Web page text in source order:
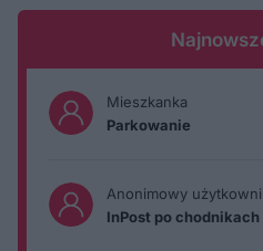
Mieszkanka
Parkowanie
Anonimowy
InPost po chodnikach